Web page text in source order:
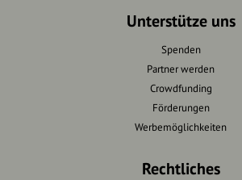
Unterstütze uns
Spenden
Partner werden
Crowdfunding
Förderungen
Werbemöglichkeiten
Rechtliches